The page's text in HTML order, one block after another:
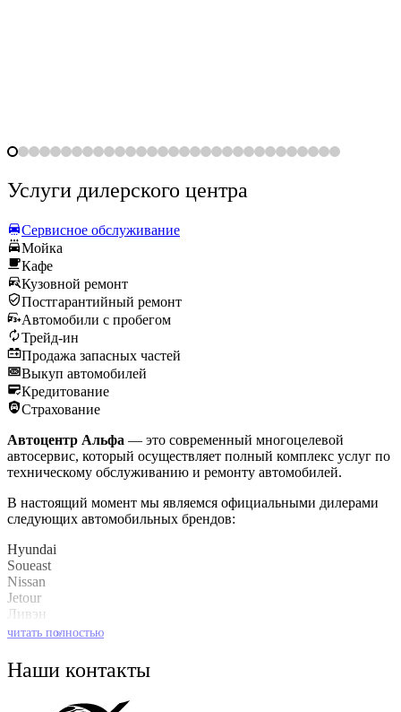
Услуги дилерского центра
Сервисное обслуживание
Мойка
Кафе
Кузовной ремонт
Постгарантийный ремонт
Автомобили с пробегом
Трейд-ин
Продажа запасных частей
Выкуп автомобилей
Кредитование
Страхование
Автоцентр Альфа — это современный многоцелевой
автосервис, который осуществляет полный комплекс услуг по
техническому обслуживанию и ремонту автомобилей.
В настоящий момент мы являемся официальными дилерами
следующих автомобильных брендов:
Hyundai
Soueast
Nissan
Jetour
Ливэн
Kaiyi
Также мы имеем огромный опыт по обслуживанию
читать полностью
»
Наши контакты